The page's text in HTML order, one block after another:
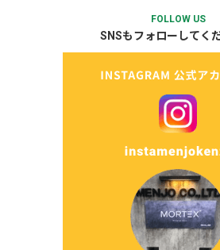
FOLLOW US
SNSもフォローしてく